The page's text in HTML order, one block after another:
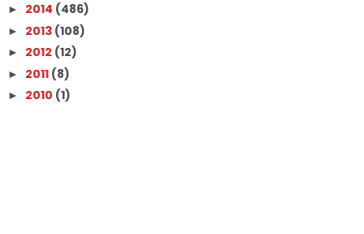
► 2014 (486)
► 2013 (108)
► 2012 (12)
► 2011 (8)
► 2010 (1)